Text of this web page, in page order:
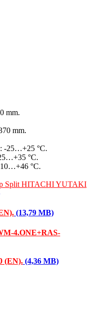
mm.
mm.
-25…+25 °C.
°C.
10…+46 °C.
Split HITACHI YUTAKI
4.ONE+RAS-
(EN).